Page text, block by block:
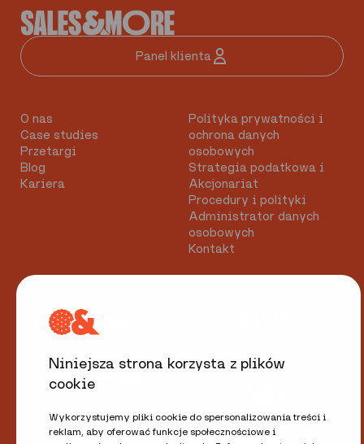
Niniejsza strona korzysta z plików
cookie
Wykorzystujemy pliki cookie do spersonalizowania treści i
reklam, aby oferować funkcje społecznościowe i
Panel klienta
O nas
Case studies
Przetargi
Blog
Kariera
Polityka prywatności i
ochrona danych
osobowych
Strategia podatkowa i
Akcjonariat
Procedury i polityki
Administrator danych
osobowych
Kontakt